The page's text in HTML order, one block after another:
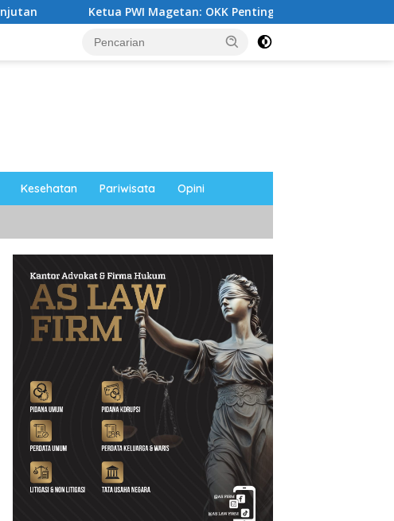
Ketua PWI Magetan: OKK Penting untuk Mencetak Wartawan
Kesehatan Pariwisata Opini
P3-TGAI Sidokerto Disorot,
Publik Tunggu BBWS Turun
Periksa Dugaan Kejanggalan
Proyek
Dana Guyub Rukun Program
Bupati-Wakil Bupati Magetan
Mulai Dirasakan Warga Desa
Wates